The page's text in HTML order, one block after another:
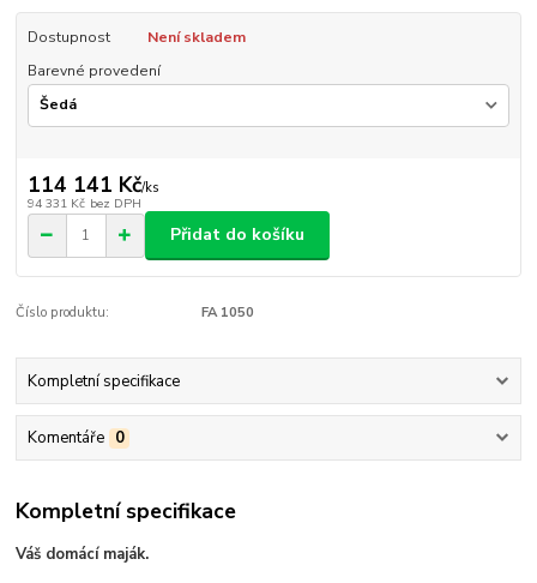
Dostupnost
Není skladem
Barevné provedení
114 141 Kč/ks
94 331 Kč bez DPH
Přidat do košíku
Číslo produktu: FA 1050
Kompletní specifikace
Komentáře 0
Kompletní specifikace
Váš domácí maják.